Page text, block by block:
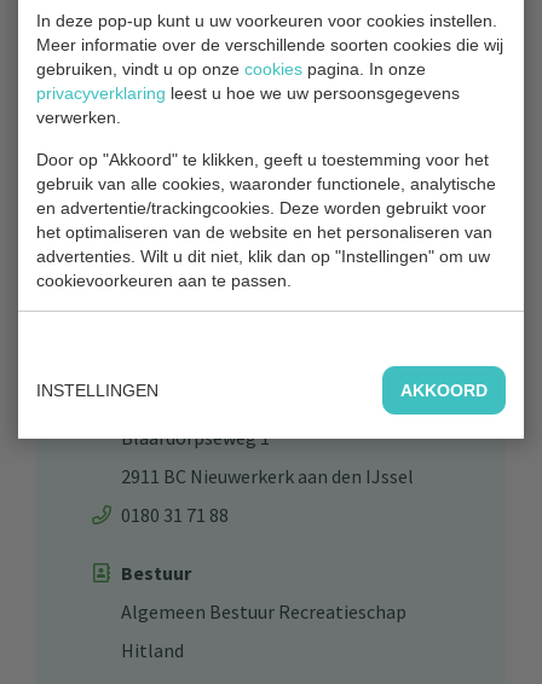
In deze pop-up kunt u uw voorkeuren voor cookies instellen.
Meer informatie over de verschillende soorten cookies die wij
gebruiken, vindt u op onze cookies pagina. In onze
privacyverklaring leest u hoe we uw persoonsgegevens
verwerken.
Door op "Akkoord" te klikken, geeft u toestemming voor het
gebruik van alle cookies, waaronder functionele, analytische
en advertentie/trackingcookies. Deze worden gebruikt voor
het optimaliseren van de website en het personaliseren van
advertenties. Wilt u dit niet, klik dan op "Instellingen" om uw
cookievoorkeuren aan te passen.
INSTELLINGEN AKKOORD
Contact
Park Hitland
Blaardorpseweg 1
2911 BC Nieuwerkerk aan den IJssel
0180 31 71 88
Bestuur
Algemeen Bestuur Recreatieschap
Hitland